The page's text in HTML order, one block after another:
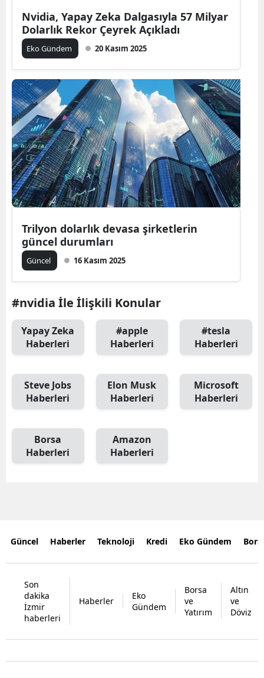
Nvidia, Yapay Zeka Dalgasıyla 57 Milyar
Dolarlık Rekor Çeyrek Açıkladı
Eko Gündem 20 Kasım 2025
Trilyon dolarlık devasa şirketlerin
güncel durumları
Güncel 16 Kasım 2025
#nvidia İle İlişkili Konular
Yapay Zeka
Haberleri
#apple
Haberleri
#tesla
Haberleri
Steve Jobs
Haberleri
Elon Musk
Haberleri
Microsoft
Haberleri
Borsa
Haberleri
Amazon
Haberleri
Güncel Haberler Teknoloji Kredi Eko Gündem
Son
dakika
İzmir
haberleri
Haberler
Eko
Gündem
Borsa
ve
Yatırım
Altın
ve
Döviz